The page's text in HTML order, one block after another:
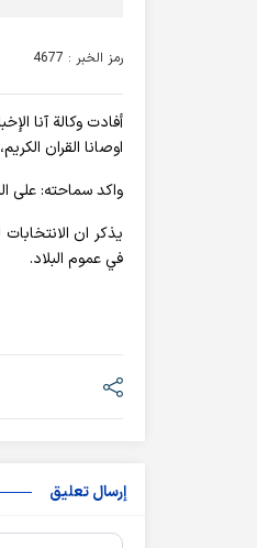
رمز الخبر : 4677
أفادت وکالة آنا
اوصانا القران
واكد سماحته: على
في عموم البلاد.
إرسال تعليق